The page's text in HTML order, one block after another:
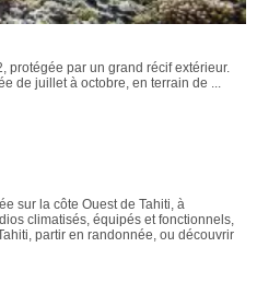
protégée par un grand récif extérieur.
de juillet à octobre, en terrain de ...
sur la côte Ouest de Tahiti, à
climatisés, équipés et fonctionnels,
partir en randonnée, ou découvrir